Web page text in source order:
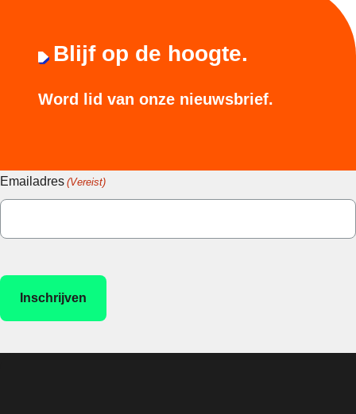
Blijf op de hoogte.
Word lid van onze nieuwsbrief.
Emailadres (Vereist)